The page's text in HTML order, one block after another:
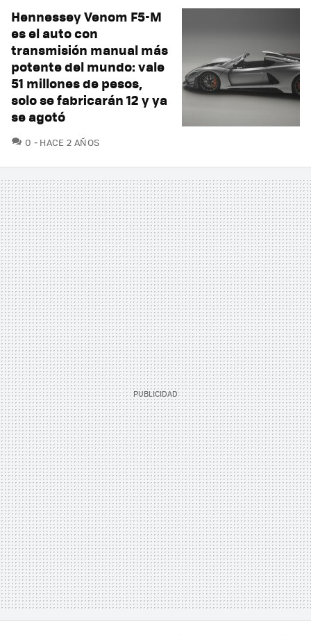
Hennessey Venom F5-M
es el auto con
transmisión manual más
potente del mundo: vale
51 millones de pesos,
solo se fabricarán 12 y ya
se agotó
0 COMENTARIOS
HACE 2 AÑOS